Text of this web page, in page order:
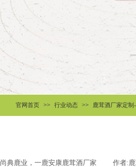
官网首页 >> 行业动态 >> 鹿茸酒厂家定
尚典鹿业，一鹿安康鹿茸酒厂家 作者: